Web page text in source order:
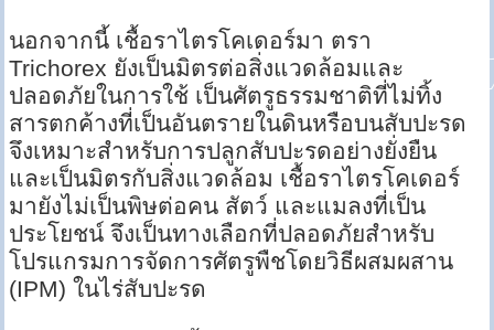
นอกจากนี้ เชื้อราไตรโคเดอร์มา ตรา
Trichorex ยังเป็นมิตรต่อสิ่งแวดล้อมและ
ปลอดภัยในการใช้ เป็นศัตรูธรรมชาติที่ไม่ทิ้ง
สารตกค้างที่เป็นอันตรายในดินหรือบนสับปะรด
จึงเหมาะสำหรับการปลูกสับปะรดอย่างยั่งยืน
และเป็นมิตรกับสิ่งแวดล้อม เชื้อราไตรโคเดอร์
มายังไม่เป็นพิษต่อคน สัตว์ และแมลงที่เป็น
ประโยชน์ จึงเป็นทางเลือกที่ปลอดภัยสำหรับ
โปรแกรมการจัดการศัตรูพืชโดยวิธีผสมผสาน
(IPM) ในไร่สับปะรด